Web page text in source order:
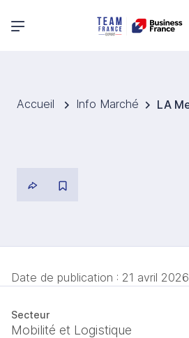
Menu principal
Accueil Info Marché
Date de publication : 21 avril 2026
Secteur
Mobilité et Logistique